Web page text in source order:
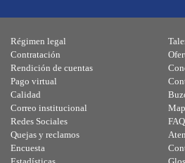
Régimen legal
Contratación
Rendición de cuentas
Pago virtual
Calidad
Correo institucional
Redes Sociales
Quejas y reclamos
Encuesta
FAQ